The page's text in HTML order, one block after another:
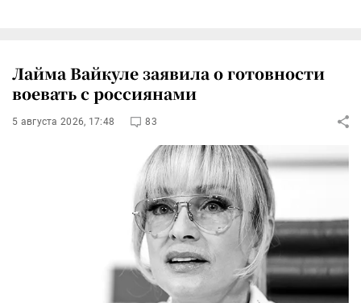
Лайма Вайкуле заявила о готовности
воевать с россиянами
5 августа 2026, 17:48 83